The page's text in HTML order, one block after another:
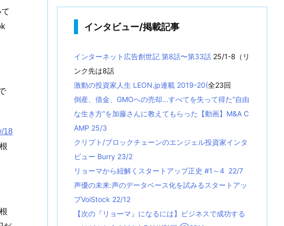
18
インタビュー/掲載記事
インターネット広告創世記 第8話〜第33話 25/1-8（リ
ンク先は8話
激動の投資家人生 LEON.jp連載 2019-20(全23回
倒産、借金、GMOへの売却...すべてを失って得た”自由
な生き方”を加藤さんに教えてもらった【動画】M&A C
AMP 25/3
クリプト/ブロックチェーンのエンジェル投資家インタ
ビュー Burry 23/2
リョーマから紐解くスタートアップ正史 #1～4 22/7
声優の未来:声のデータベース化を試みるスタートアッ
プVoiStock 22/12
【次の『リョーマ』になるには】ビジネスで成功する